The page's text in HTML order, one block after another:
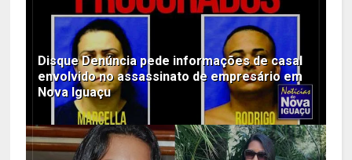
Disque Denúncia pede informações de casal
envolvido no assassinato de empresário em
Nova Iguaçu